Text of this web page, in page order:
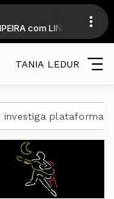
LINHA CAMPEIRA -
09082026
FARIAS - Gaita, campo
TANIA LEDUR
Discord